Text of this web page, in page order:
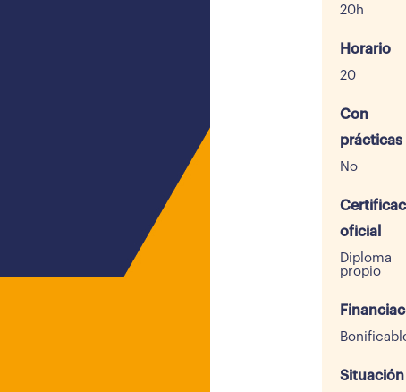
20h
Horario
20
Con
prácticas
No
oficial
Diploma
propio
Situación